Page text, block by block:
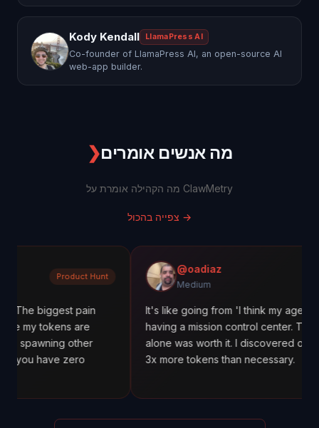
Kody Kendall LlamaPress AI
Co-founder of LlamaPress AI, an open-source AI
web-app builder.
❯מה אנשים אומרים
מה הקהילה אומרת על ClawMetry
צפייה בהכול →
Product Hunt
pain
are
other
zero
@oadiaz
Medium
It's like going from 'I think my agents are
having a mission control center. The cost
alone was worth it. I discovered one agent
3x more tokens than necessary.